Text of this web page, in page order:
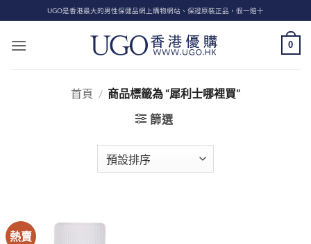
to
content
UGO是香港最大的男性保健品網上購物網站、保證原裝正品，假一賠十
0
首頁 / 商品標籤為 “犀利士哪裡買”
篩選
熱賣